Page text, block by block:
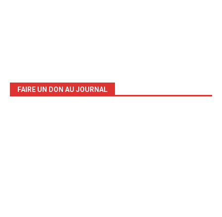
FAIRE UN DON AU JOURNAL